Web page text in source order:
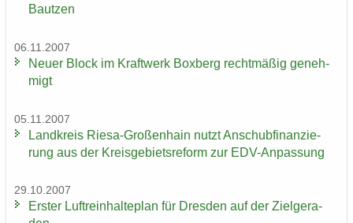
Baut­zen
06.11.2007
Neuer Block im Kraft­werk Box­berg recht­mä­ßig ge­neh­
migt
05.11.2007
Land­kreis Riesa-​Großenhain nutzt An­schub­fi­nan­zie­
rung aus der Kreis­ge­biets­re­form zur EDV-​Anpassung
29.10.2007
Ers­ter Luft­rein­hal­te­plan für Dres­den auf der Ziel­ge­ra­